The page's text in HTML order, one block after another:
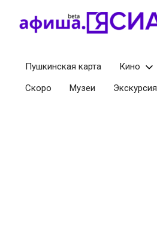
Пушкинская карта Кино
Скоро
Музеи Экскурсия